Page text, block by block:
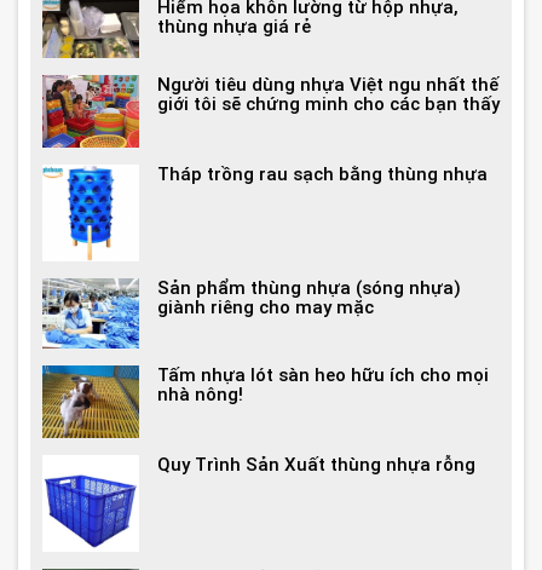
Hiểm họa khôn lường từ hộp nhựa,
thùng nhựa giá rẻ
Người tiêu dùng nhựa Việt ngu nhất thế
giới tôi sẽ chứng minh cho các bạn thấy
Tháp trồng rau sạch bằng thùng nhựa
Sản phẩm thùng nhựa (sóng nhựa)
giành riêng cho may mặc
Tấm nhựa lót sàn heo hữu ích cho mọi
nhà nông!
Quy Trình Sản Xuất thùng nhựa rỗng